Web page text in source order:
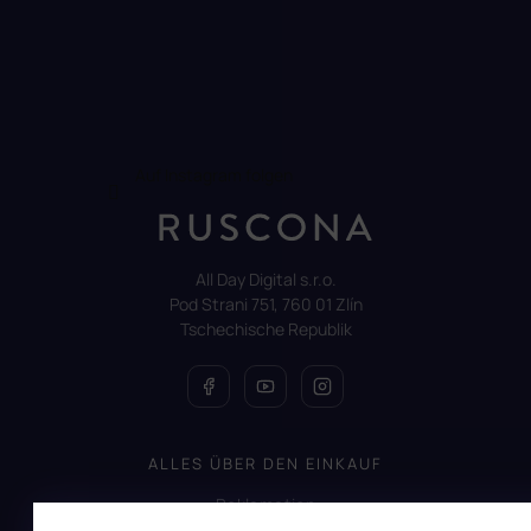
All Day Digital s.r.o.
Pod Strani 751, 760 01 Zlín
Tschechische Republik
ALLES ÜBER DEN EINKAUF
Reklamation